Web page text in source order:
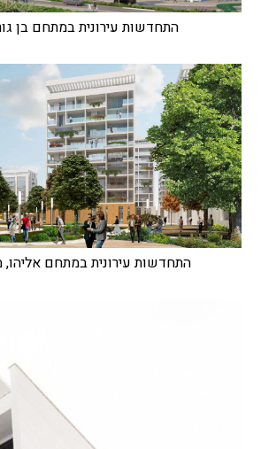
התחדשות עירונית במתחם בן
התחדשות עירונית במתחם אליהו,